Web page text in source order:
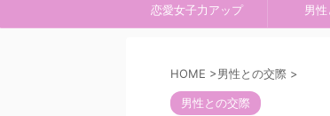
恋愛女子力アップ 男
HOME >男性との交際 >
男性との交際